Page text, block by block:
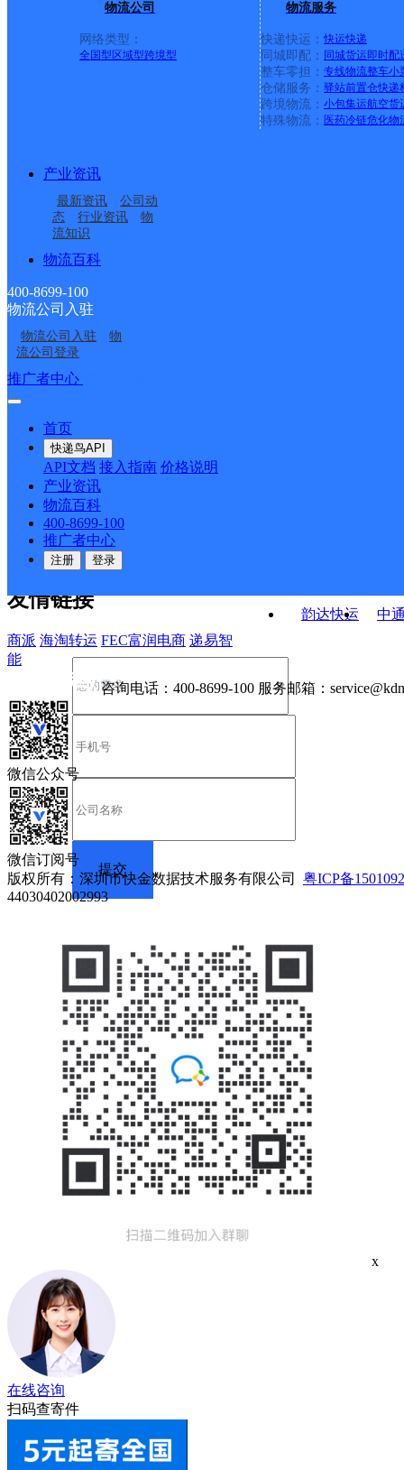
物流公司
网络类型：
全国型 区域型跨境型
物流服务
快递快运： 快运快递
同城即配： 同城货运即时配
整车零担： 专线物流整车小
仓储服务： 驿站前置仓快递
跨境物流： 小包集运航空货
特殊物流： 医药冷链危化物
产业资讯
最新资讯
公司动
态
行业资讯
物
流知识
物流百科
400-8699-100
物流公司入驻
物流公司入驻
物
流公司登录
推广者中心
首页
快递鸟API
API文档 接入指南 价格说明
产业资讯
物流百科
400-8699-100
推广者中心
注册 登录
天祝藏族自治县华藏寺
镇合作点ID2676
达秀邮政所
极乐路邮政支局
抓喜秀龙邮政所
炭山岭邮政所
朱岔邮政所
韵达快运
中
接口API
API接口 DEMO下载
关于我们
公司介绍 企业动态
合作伙伴 快递鸟接口服务协议
户隐私政策
友情链接
商派 海淘转运 FEC富润电商 递易智
能
咨询电话： 400-8699-100 服务邮箱：
微信公众号
微信订阅号
版权所有：深圳市快金数据技术服务有限公司 粤ICP备
44030402002993
x
在线咨询
扫码查寄件